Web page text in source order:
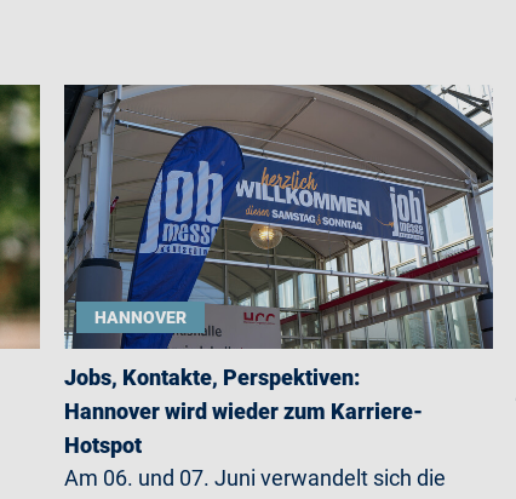
HANNOVER
Jobs, Kontakte, Perspektiven:
Hannover wird wieder zum Karriere-
Hotspot
Am 06. und 07. Juni verwandelt sich die